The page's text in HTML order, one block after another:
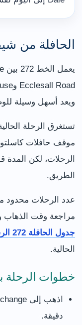
الحافلة من
ويعد أسهل وسيلة
تستغرق الرحلة
الرحلات، لكن المدة
الطريق.
عدد الرحلات محدود
مراجعة وقت الذهاب
جدول الحافلة 272 الرسمي
الحالية.
خطوات الرحلة
دقيقة.